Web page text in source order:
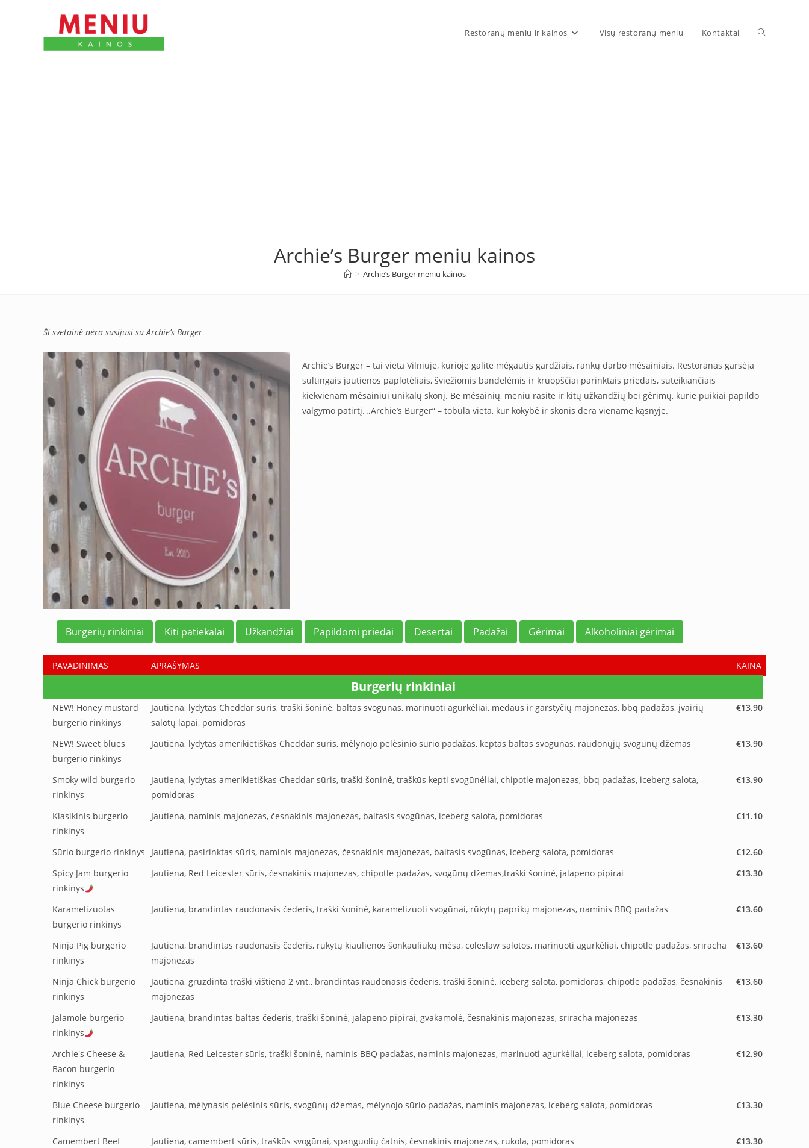
Restoranų meniu ir kainos Visų restoranų meniu Kontaktai
Archie’s Burger meniu kainos
> Archie’s Burger meniu kainos
Ši svetainė nėra susijusi su Archie’s Burger
Archie’s Burger – tai vieta Vilniuje, kurioje galite mėgautis gardžiais, rankų darbo mėsainiais. Restoranas garsėja
sultingais jautienos paplotėliais, šviežiomis bandelėmis ir kruopščiai parinktais priedais, suteikiančiais
kiekvienam mėsainiui unikalų skonį. Be mėsainių, meniu rasite ir kitų užkandžių bei gėrimų, kurie puikiai papildo
valgymo patirtį. „Archie’s Burger“ – tobula vieta, kur kokybė ir skonis dera viename kąsnyje.
Burgerių rinkiniai Kiti patiekalai Užkandžiai Papildomi priedai Desertai Padažai Gėrimai Alkoholiniai gėrimai
PAVADINIMAS APRAŠYMAS KAINA
Burgerių rinkiniai
NEW! Honey mustard
burgerio rinkinys
Jautiena, lydytas Cheddar sūris, traški šoninė, baltas svogūnas, marinuoti agurkėliai, medaus ir garstyčių majonezas, bbq padažas, įvairių
salotų lapai, pomidoras
€13.90
NEW! Sweet blues
burgerio rinkinys
Jautiena, lydytas amerikietiškas Cheddar sūris, mėlynojo pelėsinio sūrio padažas, keptas baltas svogūnas, raudonųjų svogūnų džemas €13.90
Smoky wild burgerio
rinkinys
Jautiena, lydytas amerikietiškas Cheddar sūris, traški šoninė, traškūs kepti svogūnėliai, chipotle majonezas, bbq padažas, iceberg salota,
pomidoras
€13.90
Klasikinis burgerio
rinkinys
Jautiena, naminis majonezas, česnakinis majonezas, baltasis svogūnas, iceberg salota, pomidoras €11.10
Sūrio burgerio rinkinys Jautiena, pasirinktas sūris, naminis majonezas, česnakinis majonezas, baltasis svogūnas, iceberg salota, pomidoras
€12.60
Spicy Jam burgerio
rinkinys
Jautiena, Red Leicester sūris, česnakinis majonezas, chipotle padažas, svogūnų džemas,traški šoninė, jalapeno pipirai €13.30
Karamelizuotas
burgerio rinkinys
Jautiena, brandintas raudonasis čederis, traški šoninė, karamelizuoti svogūnai, rūkytų paprikų majonezas, naminis BBQ padažas €13.60
Ninja Pig burgerio
rinkinys
Jautiena, brandintas raudonasis čederis, rūkytų kiaulienos šonkauliukų mėsa, coleslaw salotos, marinuoti agurkėliai, chipotle padažas, sriracha
majonezas
€13.60
Ninja Chick burgerio
rinkinys
Jautiena, gruzdinta traški vištiena 2 vnt., brandintas raudonasis čederis, traški šoninė, iceberg salota, pomidoras, chipotle padažas, česnakinis
majonezas
€13.60
Jalamole burgerio
rinkinys
Jautiena, brandintas baltas čederis, traški šoninė, jalapeno pipirai, gvakamolė, česnakinis majonezas, sriracha majonezas €13.30
Archie's Cheese &
Bacon burgerio
rinkinys
Jautiena, Red Leicester sūris, traški šoninė, naminis BBQ padažas, naminis majonezas, marinuoti agurkėliai, iceberg salota, pomidoras €12.90
Blue Cheese burgerio
rinkinys
Jautiena, mėlynasis pelėsinis sūris, svogūnų džemas, mėlynojo sūrio padažas, naminis majonezas, iceberg salota, pomidoras €13.30
Camembert Beef
Jautiena, camembert sūris, traškūs svogūnai, spanguolių čatnis, česnakinis majonezas, rukola, pomidoras €13.30